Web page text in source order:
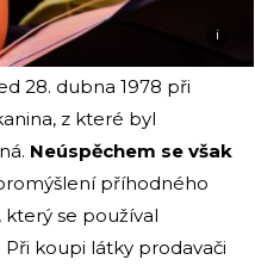
i
28. dubna 1978 při
z které byl
Neúspěchem se však
příhodného
se používal
koupi látky prodavači